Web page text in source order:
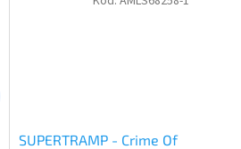
SUPERTRAMP - Crime Of